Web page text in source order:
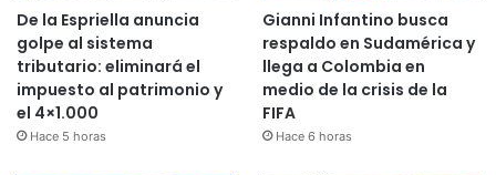
De la Espriella anuncia
golpe al sistema
tributario: eliminará el
impuesto al patrimonio y
el 4×1.000
Hace 5 horas
Gianni Infantino busca
respaldo en Sudamérica y
llega a Colombia en
medio de la crisis de la
FIFA
Hace 6 horas